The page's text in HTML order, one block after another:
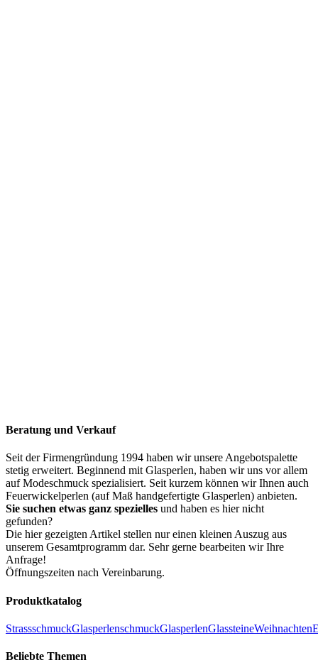
Beratung und Verkauf
Seit der Firmengründung 1994 haben wir unsere Angebotspalette
stetig erweitert. Beginnend mit Glasperlen, haben wir uns vor allem
auf Modeschmuck spezialisiert. Seit kurzem können wir Ihnen auch
Feuerwickelperlen (auf Maß handgefertigte Glasperlen) anbieten.
Sie suchen etwas ganz spezielles und haben es hier nicht
gefunden?
Die hier gezeigten Artikel stellen nur einen kleinen Auszug aus
unserem Gesamtprogramm dar. Sehr gerne bearbeiten wir Ihre
Anfrage!
Öffnungszeiten nach Vereinbarung.
Produktkatalog
StrassschmuckGlasperlenschmuckGlasperlenGlassteineWeihnachten
Beliebte Themen